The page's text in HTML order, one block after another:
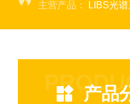
主营产品： LIBS光谱系统
产品